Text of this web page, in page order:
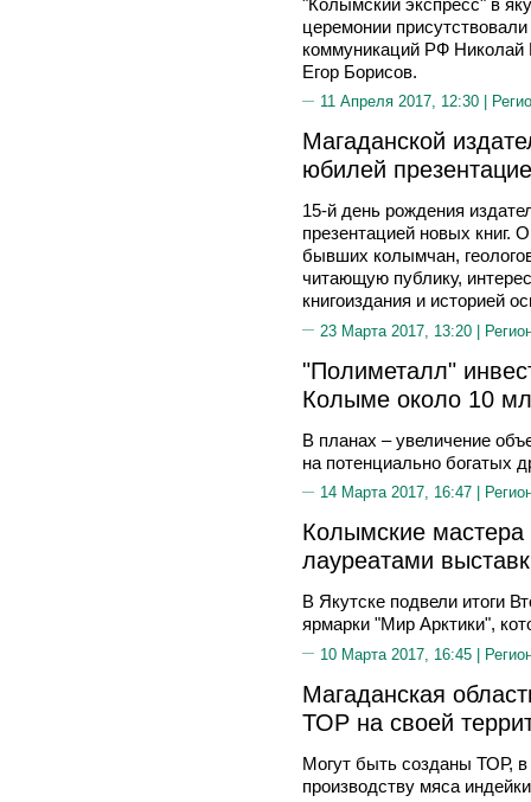
церемонии
коммуникаций РФ Николай
Егор Борисов.
11 Апреля 2017, 12:30 |
Магаданской
юбилей
15-й день рождения
презентацией новых книг.
бывших колымчан,
читающую публику,
книгоиздания и историей
23 Марта 2017, 13:20 |
"Полиметалл"
Колыме около 10
В планах – увеличение
на потенциально богатых
14 Марта 2017, 16:47 |
Колымские мастера
лауреатами
В Якутске подвели итоги
ярмарки "Мир Арктики",
10 Марта 2017, 16:45 |
Магаданская
ТОР на своей
Могут быть созданы ТОР,
производству мяса